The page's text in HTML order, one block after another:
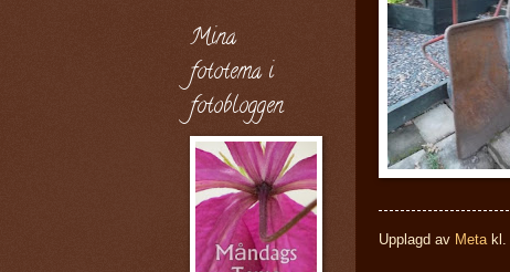
Upplagd av Meta kl.
Mina
fototema i
fotobloggen